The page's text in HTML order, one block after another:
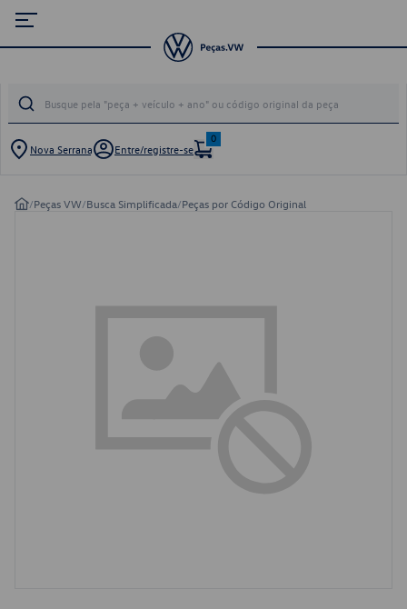
Nova Serrana Entre/registre-se
0
/Peças VW/Busca Simplificada/Peças por Código Original